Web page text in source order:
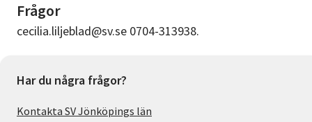
Frågor
cecilia.liljeblad@sv.se 0704-313938.
Har du några frågor?
Kontakta SV Jönköpings län